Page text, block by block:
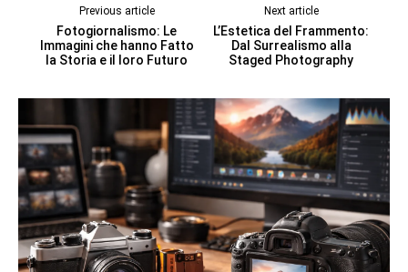
Previous article
Fotogiornalismo: Le
Immagini che hanno Fatto
la Storia e il loro Futuro
Next article
L’Estetica del Frammento:
Dal Surrealismo alla
Staged Photography